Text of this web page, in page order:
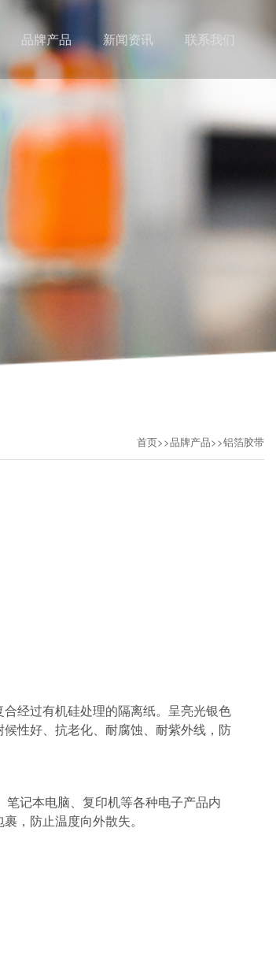
品牌产品 新闻资讯 联系我们
首页>>品牌产品>>铝箔胶带
经过有机硅处理的隔离纸。呈亮光银色
性好、抗老化、耐腐蚀、耐紫外线，防
记本电脑、复印机等各种电子产品内
，防止温度向外散失。